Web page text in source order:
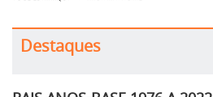
Destaques